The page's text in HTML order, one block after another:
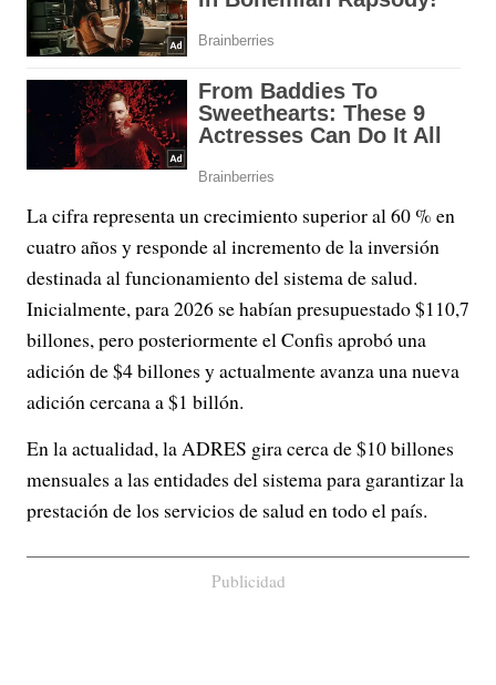
La cifra representa un crecimiento superior al 60 % en
cuatro años y responde al incremento de la inversión
destinada al funcionamiento del sistema de salud.
Inicialmente, para 2026 se habían presupuestado $110,7
billones, pero posteriormente el Confis aprobó una
adición de $4 billones y actualmente avanza una nueva
adición cercana a $1 billón.
En la actualidad, la ADRES gira cerca de $10 billones
mensuales a las entidades del sistema para garantizar la
prestación de los servicios de salud en todo el país.
Publicidad